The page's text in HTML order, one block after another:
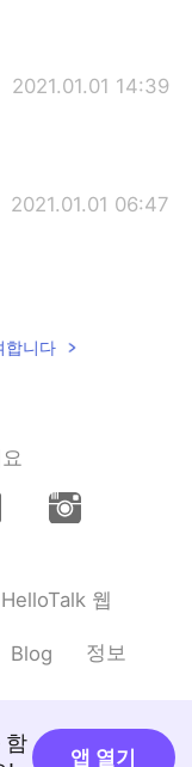
2021.01.01 14:39
2021.01.01 06:47
합니다
HelloTalk 웹
Blog 정보
함
앱 열기